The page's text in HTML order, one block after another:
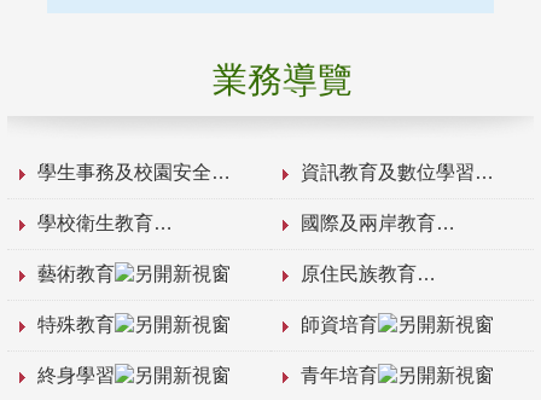
業務導覽
學生事務及校園安全 資訊教育及數位學習
學校衛生教育 國際及兩岸教育
藝術教育 原住民族教育
特殊教育 師資培育
終身學習 青年培育